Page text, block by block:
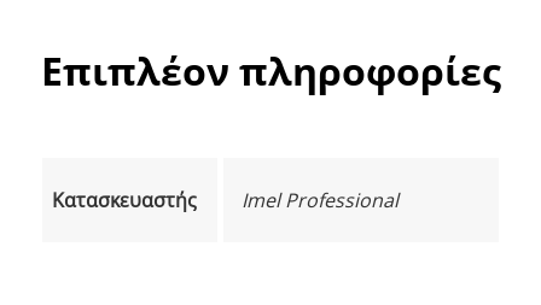
Επιπλέον πληροφορίες
Κατασκευαστής Imel Professional